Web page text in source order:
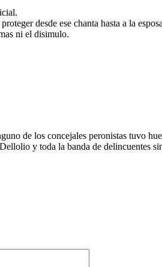
desde ese chanta hasta a la
ni el disimulo.
de los concejales peronistas tuvo
y toda la banda de delincuentes